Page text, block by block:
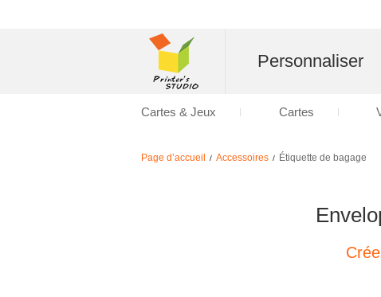
Page d’accueil / Accessoires / Étiquette de bagage
Personnaliser
Cartes & Jeux Cartes